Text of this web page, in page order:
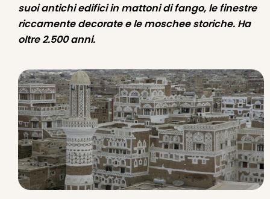
suoi antichi edifici in mattoni di fango, le finestre
riccamente decorate e le moschee storiche. Ha
oltre 2.500 anni.